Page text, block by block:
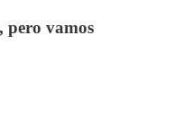
pero vamos